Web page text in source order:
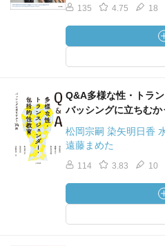
135 4.75 18
Q&A多様な性・トラ
バッシングに立ちむか
松岡宗嗣 染矢明日香
遠藤まめた
114 3.83 10